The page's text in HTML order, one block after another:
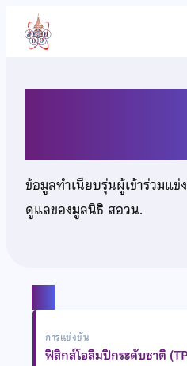
เนื้อหา
ข้อมูลทำเนียบรุ่นผู้เข้าร่วมแ
ดูแลของมูลนิธิ สอวน.
การแข่งขัน
ฟิสิกส์โอลิมปิกระดับชาติ